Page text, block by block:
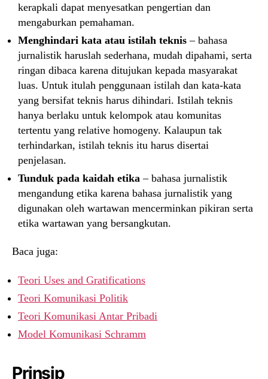
kerapkali dapat menyesatkan pengertian dan
mengaburkan pemahaman.
Menghindari kata atau istilah teknis – bahasa
jurnalistik haruslah sederhana, mudah dipahami, serta
ringan dibaca karena ditujukan kepada masyarakat
luas. Untuk itulah penggunaan istilah dan kata-kata
yang bersifat teknis harus dihindari. Istilah teknis
hanya berlaku untuk kelompok atau komunitas
tertentu yang relative homogeny. Kalaupun tak
terhindarkan, istilah teknis itu harus disertai
penjelasan.
Tunduk pada kaidah etika– bahasa jurnalistik
mengandung etika karena bahasa jurnalistik yang
digunakan oleh wartawan mencerminkan pikiran serta
etika wartawan yang bersangkutan.
Baca juga:
Teori Uses and Gratifications
Teori Komunikasi Politik
Teori Komunikasi Antar Pribadi
Model Komunikasi Schramm
Prinsip